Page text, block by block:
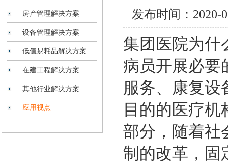
房产管理解决方案
设备管理解决方案
低值易耗品解决方案
在建工程解决方案
其他行业解决方案
应用视点
发布时间：2020-
集团医院为什
病员开展必要
服务、康复设
目的的医疗机
部分，随着社
制的改革，固